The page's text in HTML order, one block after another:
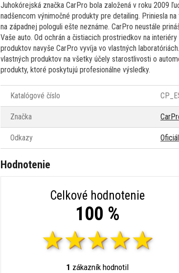
Juhokórejská značka CarPro bola založená v roku 2009
nadšencom výnimočné produkty pre detailing. Priniesla
na západnej pologuli ešte neznáme. CarPro neustále
Vaše auto. Od ochrán a čistiacich prostriedkov na
produktov navyše CarPro vyvíja vo vlastných
vlastných produktov na všetky účely starostlivosti o
produkty, ktoré poskytujú profesionálne výsledky.
Katalógové číslo
Značka
Odkazy
Hodnotenie
Celkové hodnotenie
100 %
1 zákazník hodnotil